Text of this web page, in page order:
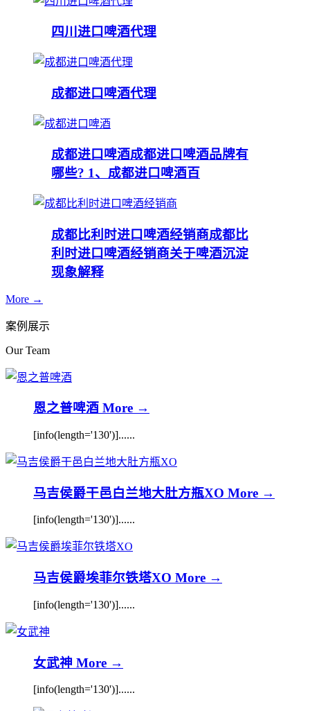
四川进口啤酒代理
成都进口啤酒代理
成都进口啤酒成都进口啤酒品牌有
哪些? 1、成都进口啤酒百
成都比利时进口啤酒经销商成都比
利时进口啤酒经销商关于啤酒沉淀
现象解释
More →
案例展示
Our Team
恩之普啤酒 More →
[info(length='130')]......
马吉侯爵干邑白兰地大肚方瓶XO More →
[info(length='130')]......
马吉侯爵埃菲尔铁塔XO More →
[info(length='130')]......
女武神 More →
[info(length='130')]......